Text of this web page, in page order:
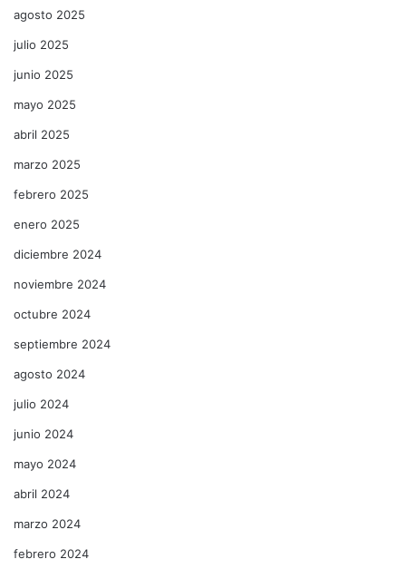
agosto 2025
julio 2025
junio 2025
mayo 2025
abril 2025
marzo 2025
febrero 2025
enero 2025
diciembre 2024
noviembre 2024
octubre 2024
septiembre 2024
agosto 2024
julio 2024
junio 2024
mayo 2024
abril 2024
marzo 2024
febrero 2024